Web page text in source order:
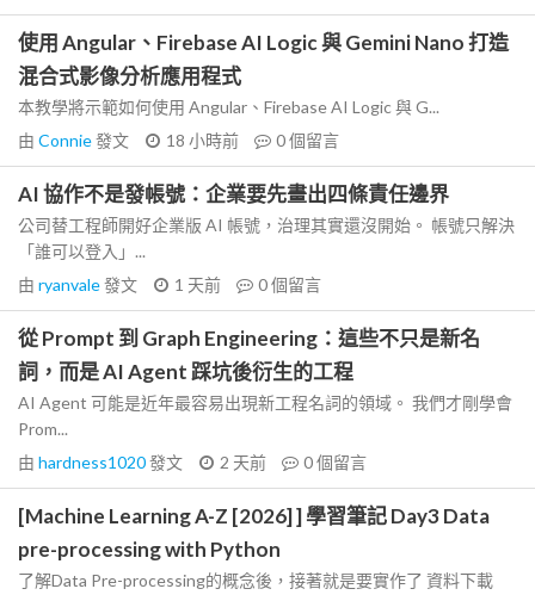
使用 Angular、Firebase AI Logic 與 Gemini Nano 打造
混合式影像分析應用程式
本教學將示範如何使用 Angular、Firebase AI Logic 與 G...
由 Connie發文 18 小時前 0個留言
AI 協作不是發帳號：企業要先畫出四條責任邊界
公司替工程師開好企業版 AI 帳號，治理其實還沒開始。 帳號只解決
「誰可以登入」...
由 ryanvale發文 1 天前 0個留言
從 Prompt 到 Graph Engineering：這些不只是新名
詞，而是 AI Agent 踩坑後衍生的工程
AI Agent 可能是近年最容易出現新工程名詞的領域。 我們才剛學會
Prom...
由 hardness1020發文 2 天前 0個留言
[Machine Learning A-Z [2026] ] 學習筆記 Day3 Data
pre-processing with Python
了解Data Pre-processing的概念後，接著就是要實作了 資料下載